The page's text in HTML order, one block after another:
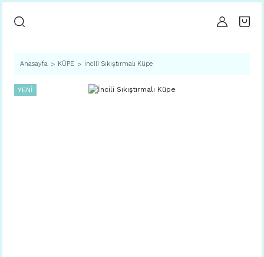
Anasayfa KÜPE İncili Sıkıştırmalı Küpe
YENİ